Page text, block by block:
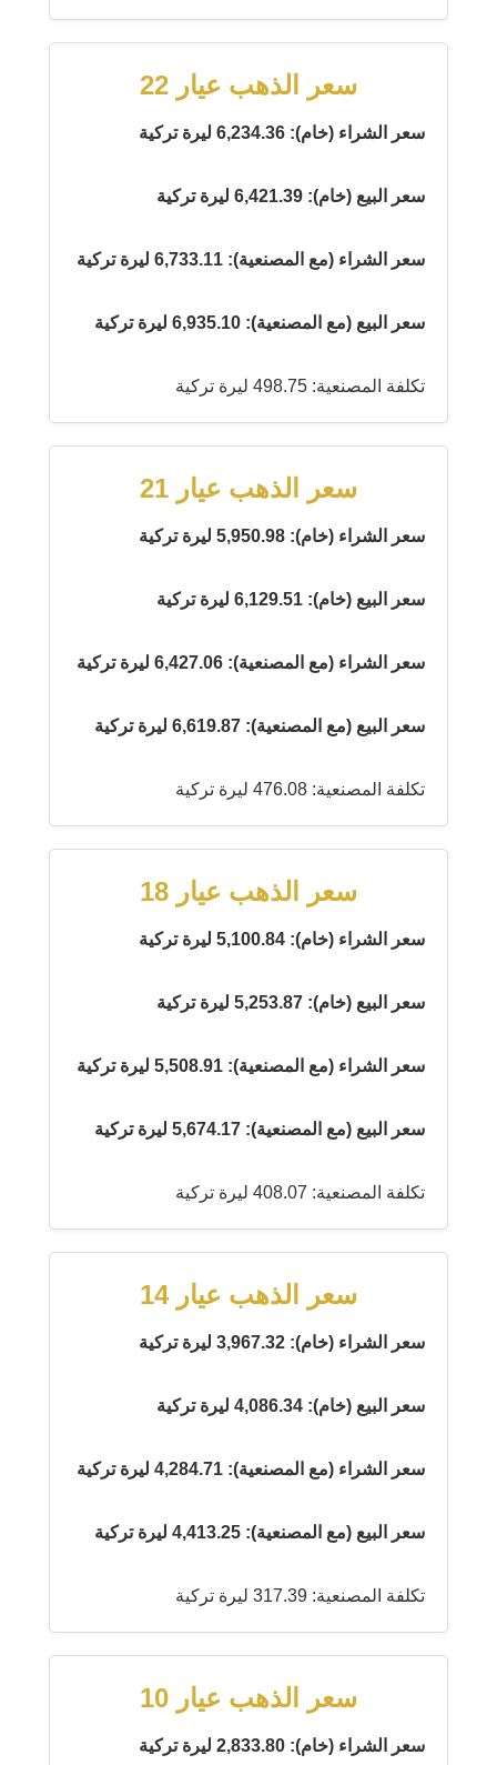
سعر الذهب عيار 22
سعر الشراء (خام): 6,234.36 ليرة تركية
سعر البيع (خام): 6,421.39 ليرة تركية
سعر الشراء (مع المصنعية): 6,733.11 ليرة تركية
سعر البيع (مع المصنعية): 6,935.10 ليرة تركية
تكلفة المصنعية: 498.75 ليرة تركية
سعر الذهب عيار 21
سعر الشراء (خام): 5,950.98 ليرة تركية
سعر البيع (خام): 6,129.51 ليرة تركية
سعر الشراء (مع المصنعية): 6,427.06 ليرة تركية
سعر البيع (مع المصنعية): 6,619.87 ليرة تركية
تكلفة المصنعية: 476.08 ليرة تركية
سعر الذهب عيار 18
سعر الشراء (خام): 5,100.84 ليرة تركية
سعر البيع (خام): 5,253.87 ليرة تركية
سعر الشراء (مع المصنعية): 5,508.91 ليرة تركية
سعر البيع (مع المصنعية): 5,674.17 ليرة تركية
تكلفة المصنعية: 408.07 ليرة تركية
سعر الذهب عيار 14
سعر الشراء (خام): 3,967.32 ليرة تركية
سعر البيع (خام): 4,086.34 ليرة تركية
سعر الشراء (مع المصنعية): 4,284.71 ليرة تركية
سعر البيع (مع المصنعية): 4,413.25 ليرة تركية
تكلفة المصنعية: 317.39 ليرة تركية
سعر الذهب عيار 10
سعر الشراء (خام): 2,833.80 ليرة تركية